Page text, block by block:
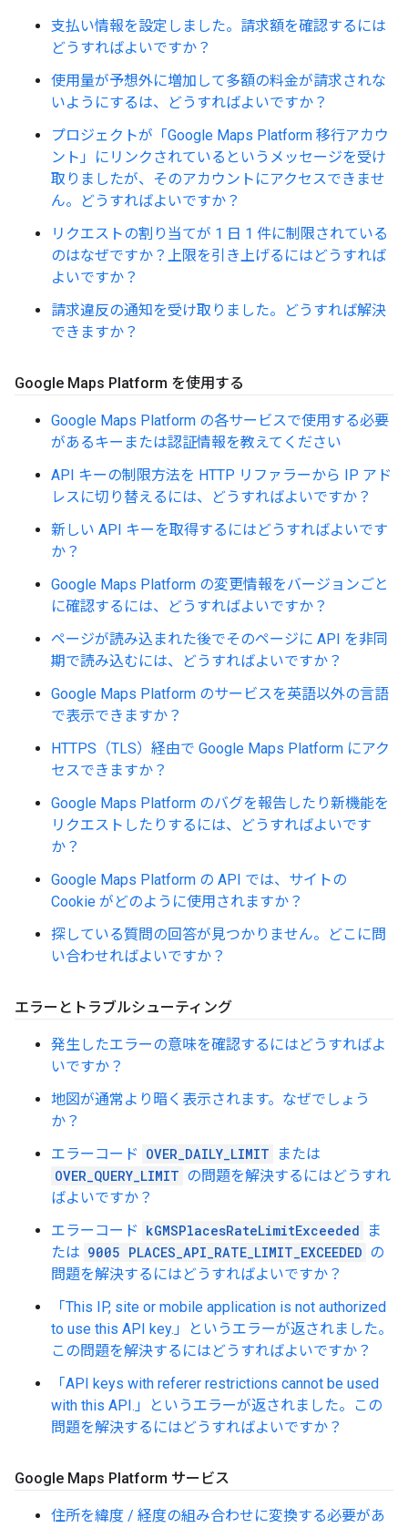
支払い情報を設定しました。請求額を確認するには
どうすればよいですか？
使用量が予想外に増加して多額の料金が請求されな
いようにするは、どうすればよいですか？
プロジェクトが「Google Maps Platform 移行アカウ
ント」にリンクされているというメッセージを受け
取りましたが、そのアカウントにアクセスできませ
ん。どうすればよいですか？
リクエストの割り当てが 1 日 1 件に制限されている
のはなぜですか？上限を引き上げるにはどうすれば
よいですか？
請求違反の通知を受け取りました。どうすれば解決
できますか？
Google Maps Platform を使用する
Google Maps Platform の各サービスで使用する必要
があるキーまたは認証情報を教えてください
API キーの制限方法を HTTP リファラーから IP アド
レスに切り替えるには、どうすればよいですか？
新しい API キーを取得するにはどうすればよいです
か？
Google Maps Platform の変更情報をバージョンごと
に確認するには、どうすればよいですか？
ページが読み込まれた後でそのページに API を非同
期で読み込むには、どうすればよいですか？
Google Maps Platform のサービスを英語以外の言語
で表示できますか？
HTTPS（TLS）経由で Google Maps Platform にアク
セスできますか？
Google Maps Platform のバグを報告したり新機能を
リクエストしたりするには、どうすればよいです
か？
Google Maps Platform の API では、サイトの
Cookie がどのように使用されますか？
探している質問の回答が見つかりません。どこに問
い合わせればよいですか？
エラーとトラブルシューティング
発生したエラーの意味を確認するにはどうすればよ
いですか？
地図が通常より暗く表示されます。なぜでしょう
か？
エラーコード OVER_DAILY_LIMIT
または
OVER_QUERY_LIMIT の問題を解決するにはどうすれ
ばよいですか？
エラーコード kGMSPlacesRateLimitExceeded
ま
たは 9005 PLACES_API_RATE_LIMIT_EXCEEDED の
問題を解決するにはどうすればよいですか？
「This IP, site or mobile application is not authorized
to use this API key.」というエラーが返されました。
この問題を解決するにはどうすればよいですか？
「API keys with referer restrictions cannot be used
with this API.」というエラーが返されました。この
問題を解決するにはどうすればよいですか？
Google Maps Platform サービス
住所を緯度 / 経度の組み合わせに変換する必要があ